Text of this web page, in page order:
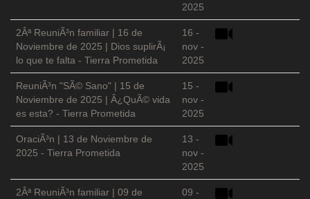
2025
2Âª ReuniÃ³n familiar | 16 de
Noviembre de 2025 | Dios suplirÃ¡
lo que te falta - Tierra Prometida
16 -
nov -
2025
ReuniÃ³n "SÃ© Sano" | 15 de
Noviembre de 2025 | Â¿QuÃ© vida
es esta? - Tierra Prometida
15 -
nov -
2025
OraciÃ³n | 13 de Noviembre de
2025 - Tierra Prometida
13 -
nov -
2025
2Âª ReuniÃ³n familiar | 09 de
09 -